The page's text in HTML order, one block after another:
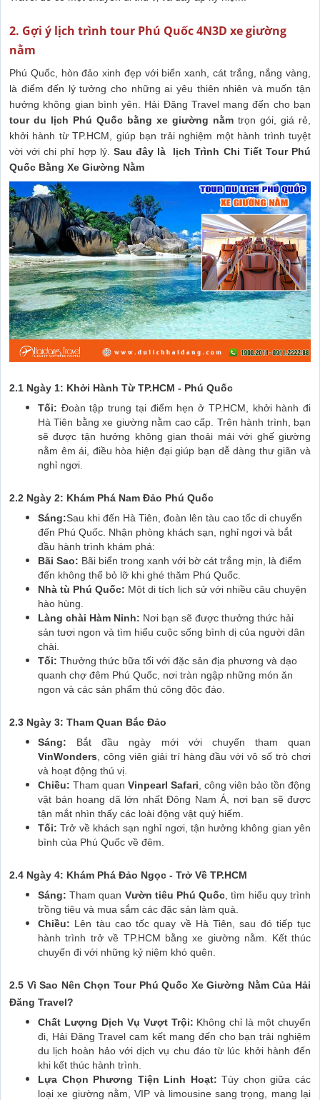
2. Gợi ý lịch trình tour Phú Quốc 4N3D xe giường
nằm
Phú Quốc, hòn đảo xinh đẹp với biển xanh, cát trắng, nắng vàng,
là điểm đến lý tưởng cho những ai yêu thiên nhiên và muốn tận
hưởng không gian bình yên. Hải Đăng Travel mang đến cho bạn
tour du lịch Phú Quốc bằng xe giường nằm trọn gói, giá rẻ,
khởi hành từ TP.HCM, giúp bạn trải nghiệm một hành trình tuyệt
vời với chi phí hợp lý. Sau đây là lịch Trình Chi Tiết Tour Phú
Quốc Bằng Xe Giường Nằm
2.1 Ngày 1: Khởi Hành Từ TP.HCM - Phú Quốc
Tối: Đoàn tập trung tại điểm hẹn ở TP.HCM, khởi hành đi
Hà Tiên bằng xe giường nằm cao cấp. Trên hành trình, bạn
sẽ được tận hưởng không gian thoải mái với ghế giường
nằm êm ái, điều hòa hiện đại giúp bạn dễ dàng thư giãn và
nghỉ ngơi.
2.2 Ngày 2: Khám Phá Nam Đảo Phú Quốc
Sáng:Sau khi đến Hà Tiên, đoàn lên tàu cao tốc di chuyển
đến Phú Quốc. Nhận phòng khách sạn, nghỉ ngơi và bắt
đầu hành trình khám phá:
Bãi Sao: Bãi biển trong xanh với bờ cát trắng mịn, là điểm
đến không thể bỏ lỡ khi ghé thăm Phú Quốc.
Nhà tù Phú Quốc: Một di tích lịch sử với nhiều câu chuyện
hào hùng.
Làng chài Hàm Ninh: Nơi bạn sẽ được thưởng thức hải
sản tươi ngon và tìm hiểu cuộc sống bình dị của người dân
chài.
Tối: Thưởng thức bữa tối với đặc sản địa phương và dạo
quanh chợ đêm Phú Quốc, nơi tràn ngập những món ăn
ngon và các sản phẩm thủ công độc đáo.
2.3 Ngày 3: Tham Quan Bắc Đảo
Sáng: Bắt đầu ngày mới với chuyến tham quan
VinWonders, công viên giải trí hàng đầu với vô số trò chơi
và hoạt động thú vị.
Chiều: Tham quan Vinpearl Safari, công viên bảo tồn động
vật bán hoang dã lớn nhất Đông Nam Á, nơi bạn sẽ được
tận mắt nhìn thấy các loài động vật quý hiếm.
Tối: Trở về khách sạn nghỉ ngơi, tận hưởng không gian yên
bình của Phú Quốc về đêm.
2.4 Ngày 4: Khám Phá Đảo Ngọc - Trở Về TP.HCM
Sáng: Tham quan Vườn tiêu Phú Quốc, tìm hiểu quy trình
trồng tiêu và mua sắm các đặc sản làm quà.
Chiều: Lên tàu cao tốc quay về Hà Tiên, sau đó tiếp tục
hành trình trở về TP.HCM bằng xe giường nằm. Kết thúc
chuyến đi với những kỷ niệm khó quên.
2.5 Vì Sao Nên Chọn Tour Phú Quốc Xe Giường Nằm Của Hải
Đăng Travel?
Chất Lượng Dịch Vụ Vượt Trội: Không chỉ là một chuyến
đi, Hải Đăng Travel cam kết mang đến cho bạn trải nghiệm
du lịch hoàn hảo với dịch vụ chu đáo từ lúc khởi hành đến
khi kết thúc hành trình.
Lựa Chọn Phương Tiện Linh Hoạt: Tùy chọn giữa các
loại xe giường nằm, VIP và limousine sang trọng, mang lại